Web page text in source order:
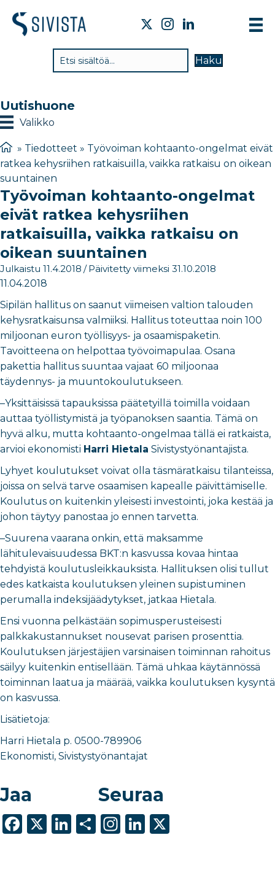
Haku
Uutishuone
Valikko
» Tiedotteet » Työvoiman kohtaanto-ongelmat eivät
ratkea kehysriihen ratkaisuilla, vaikka ratkaisu on oikean
suuntainen
Työvoiman kohtaanto-ongelmat
eivät ratkea kehysriihen
ratkaisuilla, vaikka ratkaisu on
oikean suuntainen
Julkaistu 11.4.2018 / Päivitetty viimeksi 31.10.2018
11.04.2018
Sipilän hallitus on saanut viimeisen valtion talouden
kehysratkaisunsa valmiiksi. Hallitus toteuttaa noin 100
miljoonan euron työllisyys- ja osaamispaketin.
Tavoitteena on helpottaa työvoimapulaa. Osana
pakettia hallitus suuntaa vajaat 60 miljoonaa
täydennys- ja muuntokoulutukseen.
–Yksittäisissä tapauksissa päätetyillä toimilla voidaan
auttaa työllistymistä ja työpanoksen saantia. Tämä on
hyvä alku, mutta kohtaanto-ongelmaa tällä ei ratkaista,
arvioi ekonomisti Harri Hietala Sivistystyönantajista.
Lyhyet koulutukset voivat olla täsmäratkaisu tilanteissa,
joissa on selvä tarve osaamisen kapealle päivittämiselle.
Koulutus on kuitenkin yleisesti investointi, joka kestää ja
johon täytyy panostaa jo ennen tarvetta.
–Suurena vaarana onkin, että maksamme
lähitulevaisuudessa BKT:n kasvussa kovaa hintaa
tehdyistä koulutusleikkauksista. Hallituksen olisi tullut
edes katkaista koulutuksen yleinen supistuminen
perumalla indeksijäädytykset, jatkaa Hietala.
Ensi vuonna pelkästään sopimusperusteisesti
palkkakustannukset nousevat parisen prosenttia.
Koulutuksen järjestäjien varsinaisen toiminnan rahoitus
säilyy kuitenkin entisellään. Tämä uhkaa käytännössä
toiminnan laatua ja määrää, vaikka koulutuksen kysyntä
on kasvussa.
Lisätietoja:
Harri Hietala p. 0500-789906
Ekonomisti, Sivistystyönantajat
Jaa
F
X
Li S
Seuraa
In Li